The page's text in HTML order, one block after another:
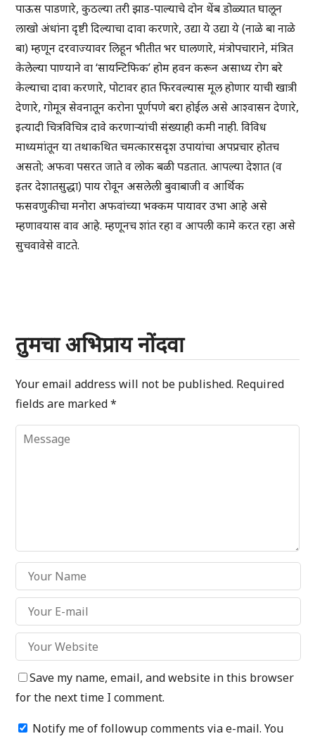
पाऊस पाडणारे, कुठल्या तरी झाड-पाल्याचे दोन थेंब डोळ्यात घालून
लाखो अंधांना दृष्टी दिल्याचा दावा करणारे, उद्या ये उद्या ये (नाळे बा नाळे
बा) म्हणून दरवाज्यावर लिहून भीतीत भर घालणारे, मंत्रोपचाराने, मंत्रित
केलेल्या पाण्याने वा ‘सायन्टिफिक’ होम हवन करून असाध्य रोग बरे
केल्याचा दावा करणारे, पोटावर हात फिरवल्यास मूल होणार याची खात्री
देणारे, गोमूत्र सेवनातून करोना पूर्णपणे बरा होईल असे आश्वासन देणारे,
इत्यादी चित्रविचित्र दावे करणाऱ्यांची संख्याही कमी नाही. विविध
माध्यमांतून या तथाकथित चमत्कारसदृश उपायांचा अपप्रचार होतच
असतो; अफवा पसरत जाते व लोक बळी पडतात. आपल्या देशात (व
इतर देशातसुद्धा) पाय रोवून असलेली बुवाबाजी व आर्थिक
फसवणुकीचा मनोरा अफवांच्या भक्कम पायावर उभा आहे असे
म्हणावयास वाव आहे. म्हणूनच शांत रहा व आपली कामे करत रहा असे
सुचवावेसे वाटते.
तुमचा अभिप्राय नोंदवा
Your email address will not be published. Required
fields are marked*
Save my name, email, and website in this browser
for the next time I comment.
Notify me of followup comments via e-mail. You